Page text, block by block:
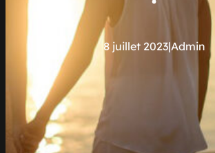
8 juillet 2023|Admin